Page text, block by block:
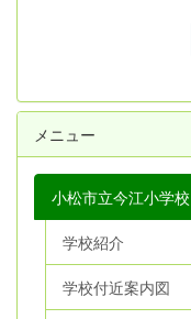
メニュー
小松市立今江小学校
学校紹介
学校付近案内図